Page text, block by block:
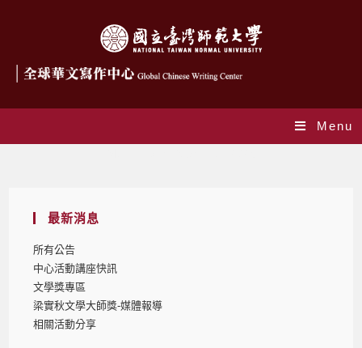
Menu
最新消息
所有公告
中心活動講座快訊
文學獎專區
梁實秋文學大師獎-媒體報導
相關活動分享